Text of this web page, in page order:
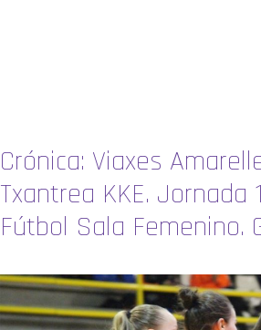
Crónica: Viaxes
Txantrea KKE. Jornada
Fútbol Sala Femenino.